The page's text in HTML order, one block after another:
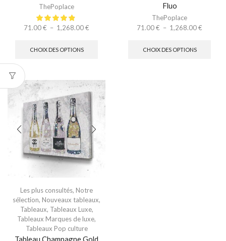
ThePoplace
71.00€ – 1,268.00€
CHOIX DES OPTIONS
Fluo
ThePoplace
71.00€ – 1,268.00€
CHOIX DES OPTIONS
Les plus consultés, Notre
sélection, Nouveaux tableaux,
Tableaux, Tableaux Luxe,
Tableaux Marques de luxe,
Tableaux Pop culture
Tableau Champagne Gold